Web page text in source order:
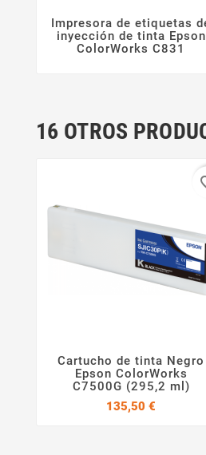
 
Impresora de etiquetas
inyección de tinta Epson
ColorWorks C831
16 OTROS
 
Cartucho de tinta Negro
Epson ColorWorks
C7500G (295,2 ml)
135,50 €